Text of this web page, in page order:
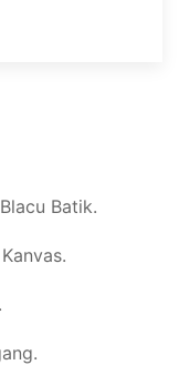
Batik.